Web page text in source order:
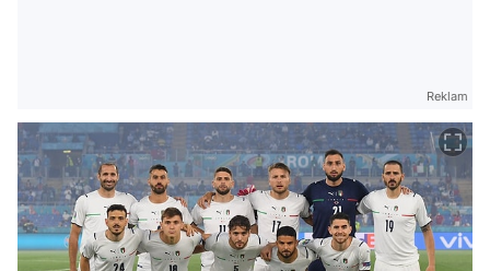
Reklam